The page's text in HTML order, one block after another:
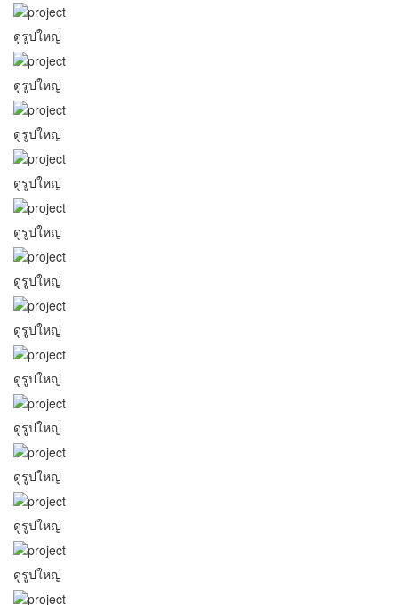
ดูรูปใหญ่
ดูรูปใหญ่
ดูรูปใหญ่
ดูรูปใหญ่
ดูรูปใหญ่
ดูรูปใหญ่
ดูรูปใหญ่
ดูรูปใหญ่
ดูรูปใหญ่
ดูรูปใหญ่
ดูรูปใหญ่
ดูรูปใหญ่